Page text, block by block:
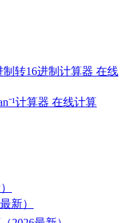
转16进制计算器 在线
计算器 在线计算
新）